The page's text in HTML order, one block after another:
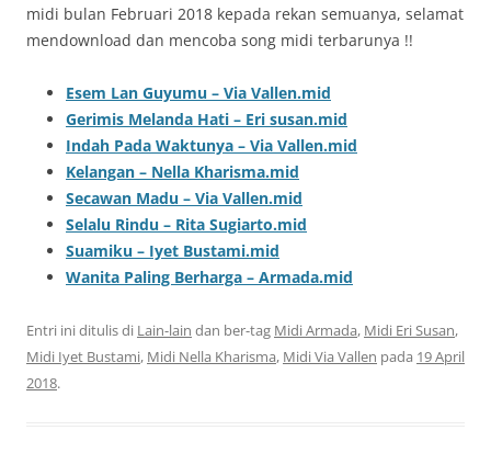
midi bulan Februari 2018 kepada rekan semuanya, selamat
mendownload dan mencoba song midi terbarunya !!
Esem Lan Guyumu – Via Vallen.mid
Gerimis Melanda Hati – Eri susan.mid
Indah Pada Waktunya – Via Vallen.mid
Kelangan – Nella Kharisma.mid
Secawan Madu – Via Vallen.mid
Selalu Rindu – Rita Sugiarto.mid
Suamiku – Iyet Bustami.mid
Wanita Paling Berharga – Armada.mid
Entri ini ditulis di Lain-lain dan ber-tag Midi Armada, Midi Eri Susan,
Midi Iyet Bustami, Midi Nella Kharisma, Midi Via Vallen pada 19 April
2018.